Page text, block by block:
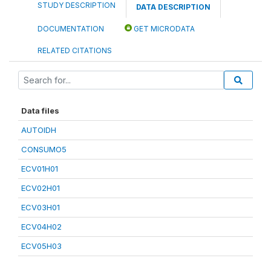
STUDY DESCRIPTION DATA DESCRIPTION
DOCUMENTATION GET MICRODATA
RELATED CITATIONS
Data files
AUTOIDH
CONSUMO5
ECV01H01
ECV02H01
ECV03H01
ECV04H02
ECV05H03